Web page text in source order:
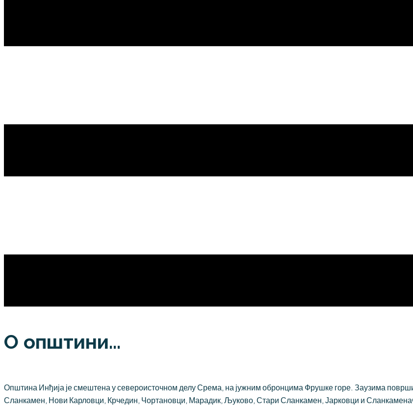
О општини...
Општина Инђија је смештена у североисточном делу Срема, на јужним обронцима Фрушке горе. Заузима
Сланкамен, Нови Карловци, Крчедин, Чортановци, Марадик, Љуково, Стари Сланкамен, Јарковци и